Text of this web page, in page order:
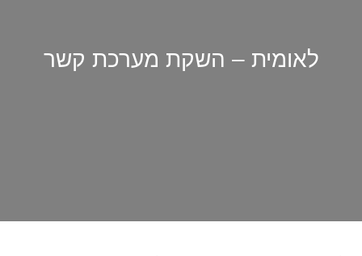
לאומית – השקת מערכת קשר